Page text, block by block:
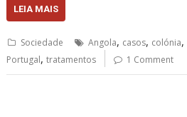
LEIA MAIS
Sociedade Angola, casos, colónia,
Portugal,tratamentos 1 Comment